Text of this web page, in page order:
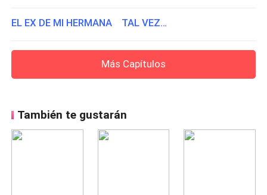
EL EX DE MI HERMANA TAL VEZ…
Más Capítulos
También te gustarán